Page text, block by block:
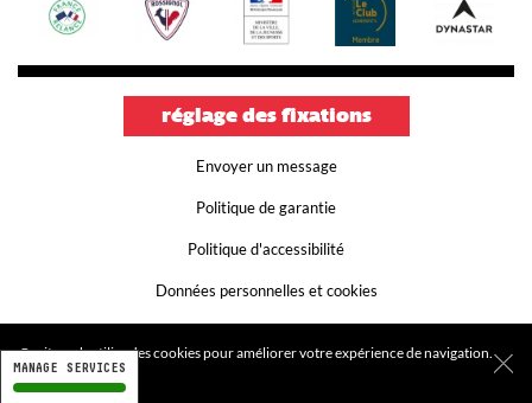
réglage des fixations
Envoyer un message
Politique de garantie
Politique d'accessibilité
Données personnelles et cookies
Ce site web utilise des cookies pour améliorer votre expérience de navigation.
Plus d'infos
MANAGE SERVICES